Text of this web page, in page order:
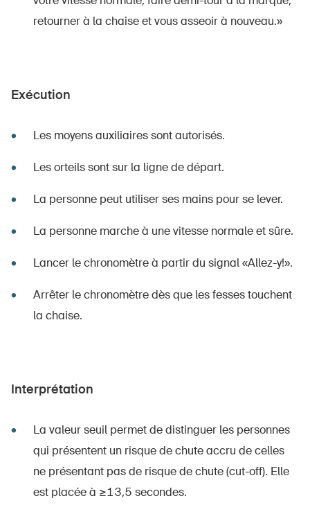
retourner à la chaise et vous asseoir à nouveau.»
Exécution
Les moyens auxiliaires sont autorisés.
Les orteils sont sur la ligne de départ.
La personne peut utiliser ses mains pour se lever.
La personne marche à une vitesse normale et sûre.
Lancer le chronomètre à partir du signal «Allez-y!».
Arrêter le chronomètre dès que les fesses touchent
la chaise.
Interprétation
La valeur seuil permet de distinguer les personnes
qui présentent un risque de chute accru de celles
ne présentant pas de risque de chute (cut-off). Elle
est placée à ≥13,5 secondes.